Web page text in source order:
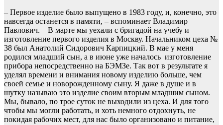
– Первое изделие было выпущено в 1983 году, и, конечно, это
навсегда останется в памяти, – вспоминает Владимир
Павлович. – В марте мы уехали с бригадой на учебу и
изготовление первого изделия в Москву. Начальником цеха №
38 был Анатолий Сидорович Карпицкий. В мае у меня
родился младший сын, а в июне уже началось изготовление
прибора непосредственно на БЭМЗе. Так вот в результате я
уделял времени и внимания новому изделию больше, чем
своей семье и новорожденному сыну. Я даже в душе и в
шутку называю это изделие своим вторым младшим сыном.
Мы, бывало, по трое суток не выходили из цеха. И для того
чтобы мы могли работать, и хоть немного отдохнуть, не
покидая рабочих мест, для нас было организовано и питание,